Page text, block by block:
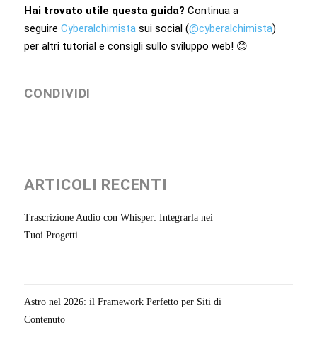
Hai trovato utile questa guida? Continua a
seguire Cyberalchimista sui social (@cyberalchimista)
per altri tutorial e consigli sullo sviluppo web! 😊
CONDIVIDI
ARTICOLI RECENTI
Trascrizione Audio con Whisper: Integrarla nei
Tuoi Progetti
Astro nel 2026: il Framework Perfetto per Siti di
Contenuto